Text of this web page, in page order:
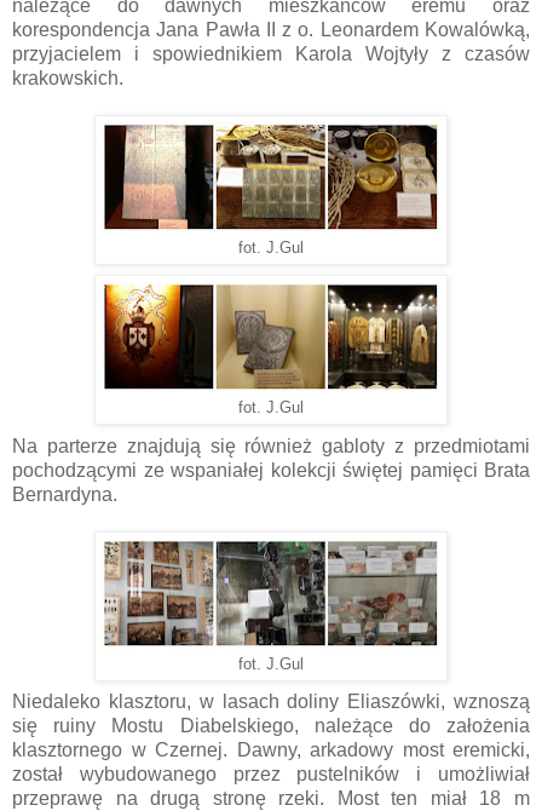
należące do dawnych mieszkańców eremu oraz
korespondencja Jana Pawła II z o. Leonardem Kowalówką,
przyjacielem i spowiednikiem Karola Wojtyły z czasów
krakowskich.
fot. J.Gul
fot. J.Gul
Na parterze znajdują się również gabloty z przedmiotami
pochodzącymi ze wspaniałej kolekcji świętej pamięci Brata
Bernardyna.
fot. J.Gul
Niedaleko klasztoru, w lasach doliny Eliaszówki, wznoszą
się ruiny Mostu Diabelskiego, należące do założenia
klasztornego w Czernej. Dawny, arkadowy most eremicki,
został wybudowanego przez pustelników i umożliwiał
przeprawę na drugą stronę rzeki. Most ten miał 18 m